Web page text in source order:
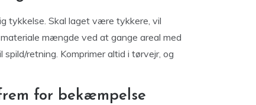
tykkelse. Skal laget være tykkere, vil
mængde ved at gange areal med
retning. Komprimer altid i tørvejr, og
for bekæmpelse